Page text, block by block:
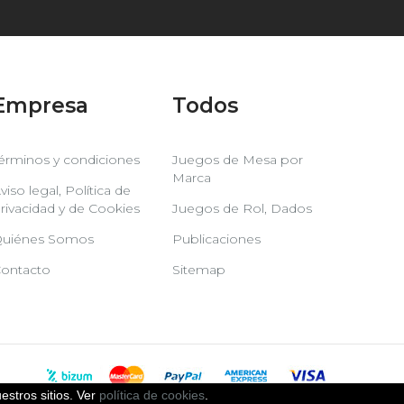
y condiciones
legal, Política de
y de Cookies
Somos
Todos
Juegos de Mesa por
Marca
Juegos de Rol, Dados
Publicaciones
Sitemap
sitios. Ver política de cookies.